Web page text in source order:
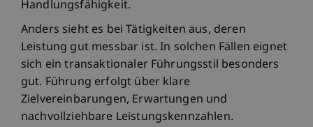
Handlungsfähigkeit.
Anders sieht es bei Tätigkeiten aus, deren
Leistung gut messbar ist. In solchen Fällen eignet
sich ein transaktionaler Führungsstil besonders
gut. Führung erfolgt über klare
Zielvereinbarungen, Erwartungen und
nachvollziehbare Leistungskennzahlen.